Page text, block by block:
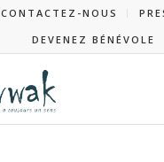
CONTACTEZ-NOUS
DEVENEZ BÉNÉVOLE